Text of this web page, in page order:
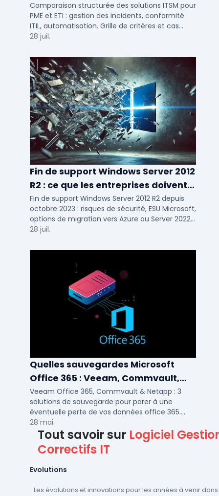
Comparaison structurée des solutions ITSM pour
PME et ETI : gestion des incidents, conformité
ITIL, automatisation. Grille de critères et cas
d'usage par taille d'entreprise.
28 juil.
Fin de support Windows Server 2012
R2 : ce que les entreprises doivent
savoir
Fin de support Windows Server 2012 R2 depuis
octobre 2023 : risques de sécurité, ESU Microsoft,
options de migration vers Azure ou Server 2022
pour TPE, PME et ETI.
28 juil.
Quelles sauvegardes Microsoft
Office 365 : Veeam, Commvault,
Netapp
Veeam Office 365, Commvault & Netapp : 3
solutions de sauvegarde pour parer à une
éventuelle perte de vos données office 365.
Voici notre ...
28 mai
Tout savoir sur Logiciel
Correctifs IT
Evolutions
Les évolutions et innovations pour les années à venir